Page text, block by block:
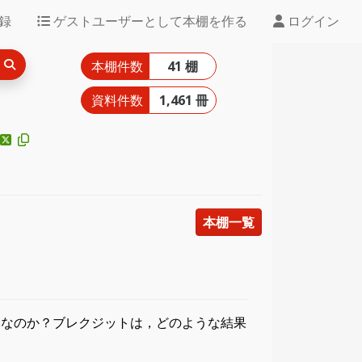
ゲストユーザーとして本棚を作る ログイン
本棚件数
41 棚
資料件数
1,461 冊
本棚一覧
のか？ブレクジットは，どのような結果